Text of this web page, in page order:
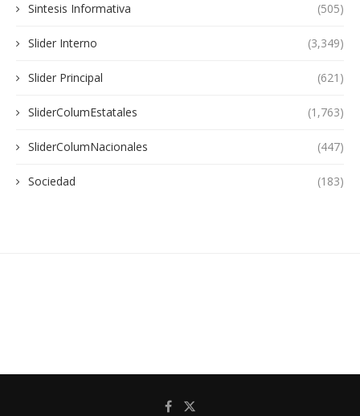
Sintesis Informativa (505)
Slider Interno (3,349)
Slider Principal (621)
SliderColumEstatales (1,763)
SliderColumNacionales (447)
Sociedad (183)